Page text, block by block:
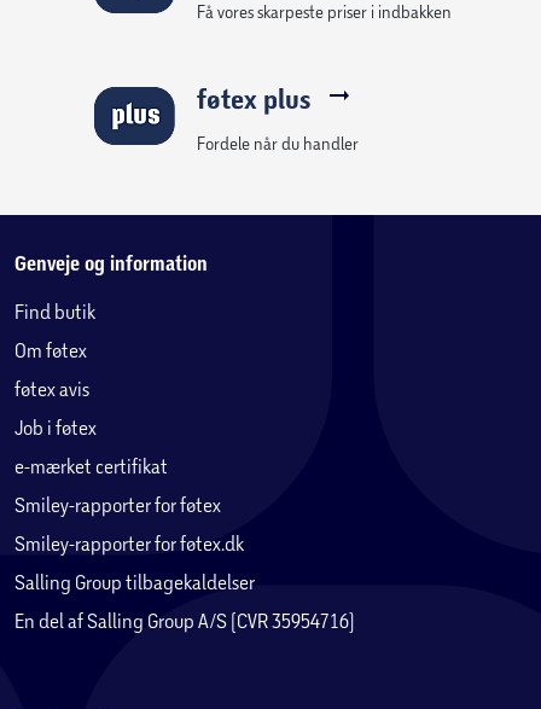
Få vores skarpeste priser i indbakken
føtex plus
Fordele når du handler
Genveje og information
Find butik
Om føtex
føtex avis
Job i føtex
e-mærket certifikat
Smiley-rapporter for føtex
Smiley-rapporter for føtex.dk
Salling Group tilbagekaldelser
En del af Salling Group A/S (CVR 35954716)